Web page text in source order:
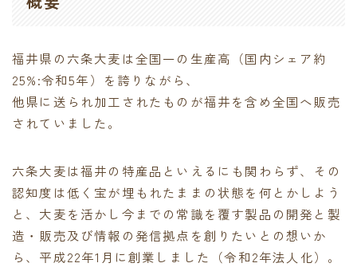
福井県の六条大麦は全国一の生産高（国内シェア約
25%:令和5年）を誇りながら、
他県に送られ加工されたものが福井を含め全国へ販売
されていました。
六条大麦は福井の特産品といえるにも関わらず、その
認知度は低く宝が埋もれたままの状態を何とかしよう
と、大麦を活かし今までの常識を覆す製品の開発と製
造・販売及び情報の発信拠点を創りたいとの想いか
ら、平成22年1月に創業しました（令和2年法人化）。